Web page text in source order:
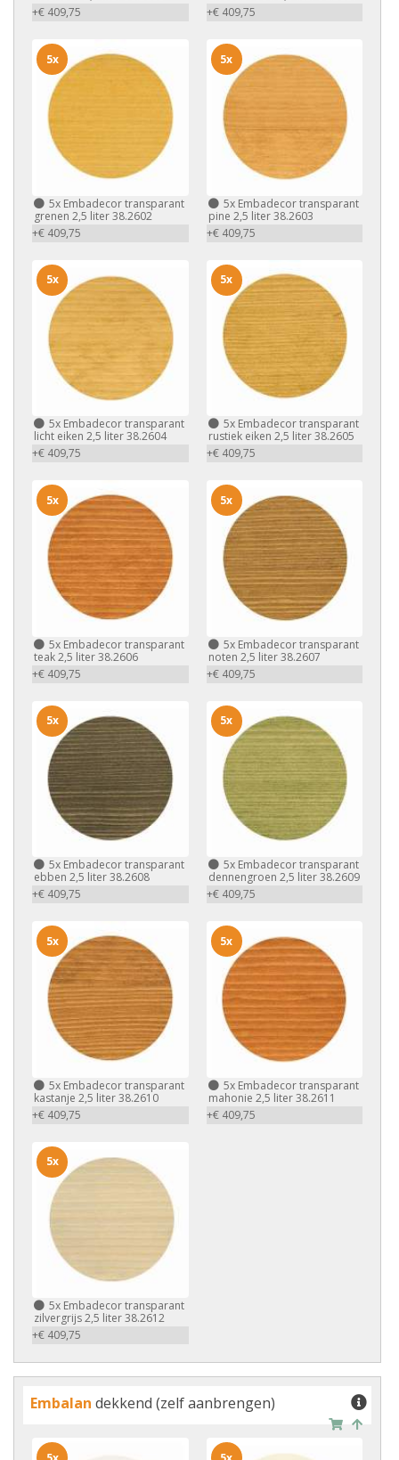
+€ 409,75
+€ 409,75
5x Embadecor transparant
grenen 2,5 liter 38.2602
+€ 409,75
5x
5xEmbadecor transparant
pine 2,5 liter 38.2603
+€ 409,75
5x
5x Embadecor transparant
licht eiken 2,5 liter 38.2604
+€ 409,75
5x
5xEmbadecor transparant
rustiek eiken 2,5 liter 38.2605
+€ 409,75
5x
5x Embadecor transparant
teak 2,5 liter 38.2606
+€ 409,75
5x
5xEmbadecor transparant
noten 2,5 liter 38.2607
+€ 409,75
5x
5x Embadecor transparant
ebben 2,5 liter 38.2608
+€ 409,75
5x
5xEmbadecor transparant
dennengroen 2,5 liter 38.2609
+€ 409,75
5x
5x Embadecor transparant
kastanje 2,5 liter 38.2610
+€ 409,75
5x
5xEmbadecor transparant
mahonie 2,5 liter 38.2611
+€ 409,75
5x
5x Embadecor transparant
zilvergrijs 2,5 liter 38.2612
+€ 409,75
5x
Embalan dekkend (zelf aanbrengen)